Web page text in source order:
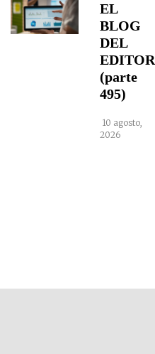
EL
BLOG
DEL
EDITOR
(parte
495)
10 agosto,
2026